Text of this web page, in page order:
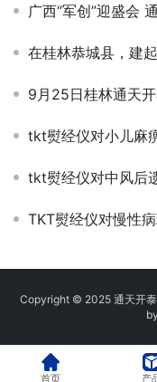
广西“军创”迎盛会
在桂林恭城县，建起了
9月25日桂林通天开泰生
tkt熨经仪对小儿麻
tkt熨经仪对中风后
TKT熨经仪对慢性
Copyright © 2025 通天开
by
首页 产